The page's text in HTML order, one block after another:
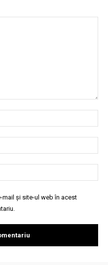
mail și site-ul web în acest